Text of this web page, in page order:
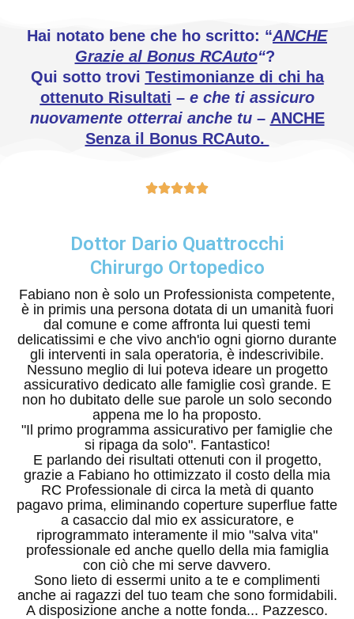
Hai notato bene che ho scritto: “ANCHE
Grazie al Bonus RCAuto“?
Qui sotto trovi Testimonianze di chi ha
ottenuto Risultati – e che ti assicuro
nuovamente otterrai anche tu– ANCHE
Senza il Bonus RCAuto.

Dottor Dario Quattrocchi
Chirurgo Ortopedico
Fabiano non è solo un Professionista competente,
è in primis una persona dotata di un umanità fuori
dal comune e come affronta lui questi temi
delicatissimi e che vivo anch'io ogni giorno durante
gli interventi in sala operatoria, è indescrivibile.
Nessuno meglio di lui poteva ideare un progetto
assicurativo dedicato alle famiglie così grande. E
non ho dubitato delle sue parole un solo secondo
appena me lo ha proposto.
"Il primo programma assicurativo per famiglie che
si ripaga da solo". Fantastico!
E parlando dei risultati ottenuti con il progetto,
grazie a Fabiano ho ottimizzato il costo della mia
RC Professionale di circa la metà di quanto
pagavo prima, eliminando coperture superflue fatte
a casaccio dal mio ex assicuratore, e
riprogrammato interamente il mio "salva vita"
professionale ed anche quello della mia famiglia
con ciò che mi serve davvero.
Sono lieto di essermi unito a te e complimenti
anche ai ragazzi del tuo team che sono formidabili.
A disposizione anche a notte fonda... Pazzesco.